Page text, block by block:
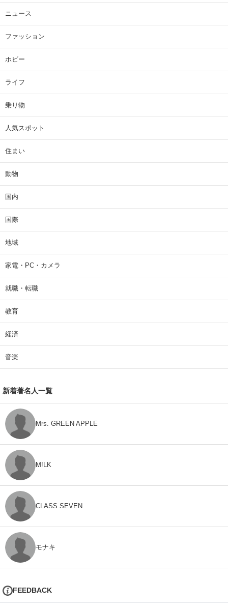
ニュース
ファッション
ホビー
ライフ
乗り物
人気スポット
住まい
動物
国内
国際
地域
家電・PC・カメラ
就職・転職
教育
経済
音楽
新着著名人一覧
Mrs. GREEN APPLE
M!LK
CLASS SEVEN
モナキ
FEEDBACK